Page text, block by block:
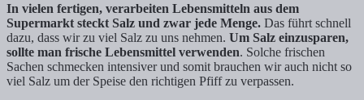
In vielen fertigen, verarbeiten Lebensmitteln aus dem
Supermarkt steckt Salz und zwar jede Menge. Das führt schnell
dazu, dass wir zu viel Salz zu uns nehmen. Um Salz einzusparen,
sollte man frische Lebensmittel verwenden. Solche frischen
Sachen schmecken intensiver und somit brauchen wir auch nicht so
viel Salz um der Speise den richtigen Pfiff zu verpassen.